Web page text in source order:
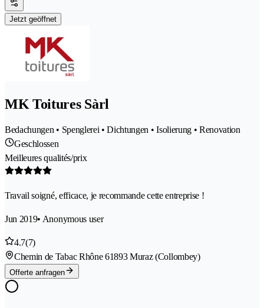
Jetzt geöffnet
MK Toitures Sàrl
Bedachungen • Spenglerei • Dichtungen • Isolierung • Renovation
Geschlossen
Meilleures qualités/prix
Travail soigné, efficace, je recommande cette entreprise !
Jun 2019• Anonymous user
4.7(7)
Chemin de Tabac Rhône 61893 Muraz (Collombey)
Offerte anfragen